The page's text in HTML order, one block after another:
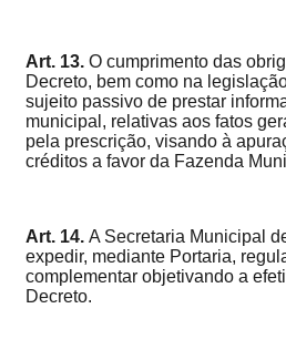
Art. 13. O cumprimento das
Decreto, bem como na
sujeito passivo de prestar
municipal, relativas aos fatos
pela prescrição, visando à
créditos a favor da Fazenda
Art. 14. A Secretaria Municipal
expedir, mediante Portaria,
complementar objetivando a
Decreto.